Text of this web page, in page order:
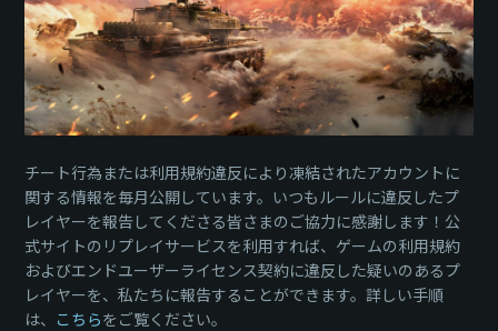
チート行為または利用規約違反により凍結されたアカウントに
関する情報を毎月公開しています。いつもルールに違反したプ
レイヤーを報告してくださる皆さまのご協力に感謝します！公
式サイトのリプレイサービスを利用すれば、ゲームの利用規約
およびエンドユーザーライセンス契約に違反した疑いのあるプ
レイヤーを、私たちに報告することができます。詳しい手順
は、 こちらをご覧ください。